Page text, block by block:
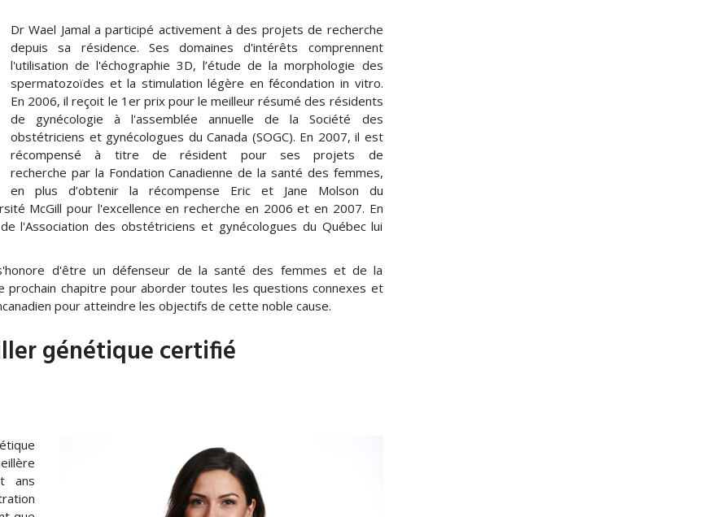
Dr Wael Jamal a participé activement à des projets de recherche
depuis sa résidence. Ses domaines d'intérêts comprennent
l'utilisation de l'échographie 3D, l’étude de la morphologie des
spermatozoïdes et la stimulation légère en fécondation in vitro.
En 2006, il reçoit le 1er prix pour le meilleur résumé des résidents
de gynécologie à l'assemblée annuelle de la Société des
obstétriciens et gynécologues du Canada (SOGC). En 2007, il est
récompensé à titre de résident pour ses projets de
recherche par la Fondation Canadienne de la santé des femmes,
en plus d’obtenir la récompense Eric et Jane Molson du
McGill pour l'excellence en recherche en 2006 et en 2007. En
l'Association des obstétriciens et gynécologues du Québec lui
d'être un défenseur de la santé des femmes et de la
prochain chapitre pour aborder toutes les questions connexes et
pour atteindre les objectifs de cette noble cause.
génétique certifié
ans